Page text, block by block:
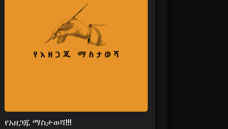
የአዘጋጁ ማስታወሻ!!!